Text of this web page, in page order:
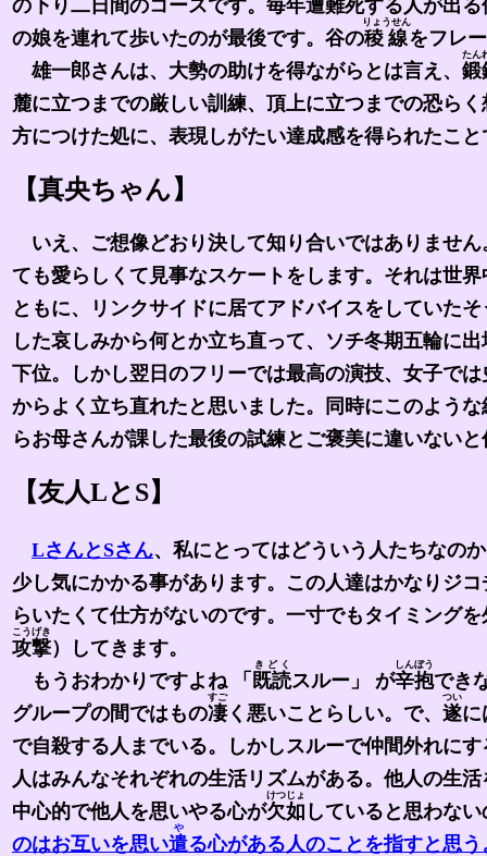
の下り二日間のコースです。毎年遭難死する人が出
の娘を連れて歩いたのが最後です。谷の稜線
りょうせん
をフレ
雄一郎さんは、大勢の助けを得ながらとは言え、 鍛
たん
麓に立つまでの厳しい訓練、頂上に立つまでの恐ら
方につけた処に、表現しがたい達成感を得られたこ
【真央ちゃん】
いえ、ご想像どおり決して知り合いではありませ
ても愛らしくて見事なスケートをします。それは世
ともに、リンクサイドに居てアドバイスをしていた
した哀しみから何とか立ち直って、ソチ冬期五輪に
下位。しかし翌日のフリーでは最高の演技、女子で
からよく立ち直れたと思いました。同時にこのよう
らお母さんが課した最後の試練とご褒美に違いない
【友人LとS】
LさんとSさん、私にとってはどういう人たちなの
少し気にかかる事があります。この人達はかなりジ
らいたくて仕方がないのです。一寸でもタイミング
攻撃
こうげき
）してきます。
もうおわかりですよね 「 既読
きどく
スルー」 が辛抱
しんぼう
でき
グループの間ではもの凄
すご
く悪いことらしい。で、 遂
つい
に
で自殺する人までいる。しかしスルーで仲間外れに
人はみんなそれぞれの生活リズムがある。他人の生
中心的で他人を思いやる心が欠如
けつじょ
していると思わな
のはお互いを思い遣
や
る心がある人のことを指すと思う